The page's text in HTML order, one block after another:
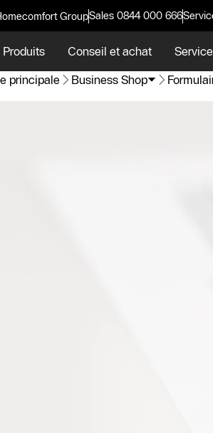
GroupSales 0844 000 666
Produits Conseil et achat Service
principale
Business Shop